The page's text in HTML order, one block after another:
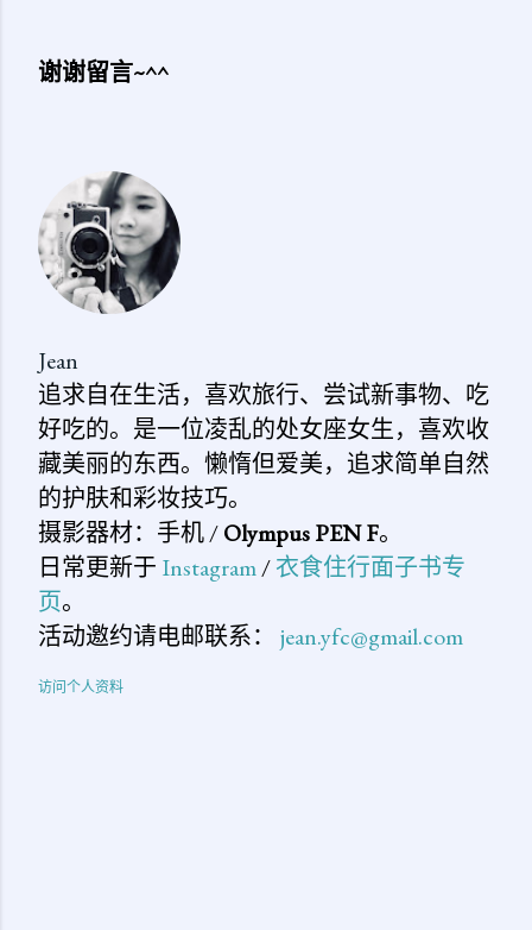
论
谢谢留言~^^
Jean
追求自在生活，喜欢旅行、尝试新事物、吃
好吃的。是一位凌乱的处女座女生，喜欢收
藏美丽的东西。懒惰但爱美，追求简单自然
的护肤和彩妆技巧。
摄影器材：手机 /Olympus PEN F。
日常更新于 Instagram/衣食住行面子书专
页。
活动邀约请电邮联系： jean.yfc@gmail.com
访问个人资料